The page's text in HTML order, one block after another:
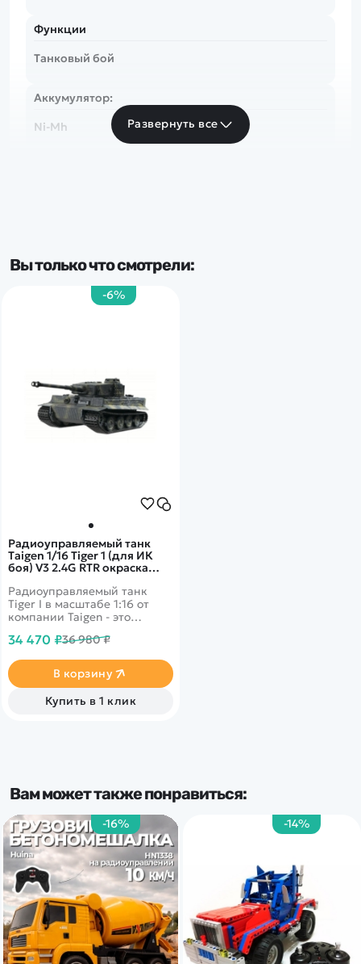
Функции
Танковый бой
Аккумулятор:
Ni-Mh
German Tiger
Развернуть все
Вы только что смотрели:
-6%
Радиоуправляемый танк
Taigen 1/16 Tiger 1 (для ИК
боя) V3 2.4G RTR окраска
Радиоуправляемый танк
Tiger I в масштабе 1:16 от
компании Taigen - это
модель, имеющая высокий
металлические компоненты.
Наиболее заметным
является шикарная ручная
роспись корпуса, что делает
34 470 ₽36 980 ₽
В корзину
Купить в 1 клик
Вам может также понравиться:
-14%
-16%